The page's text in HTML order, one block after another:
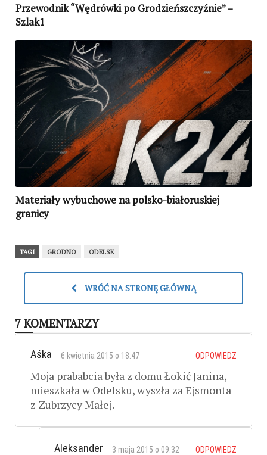
Przewodnik “Wędrówki po Grodzieńszczyźnie” –
Szlak1
Materiały wybuchowe na polsko-białoruskiej
granicy
TAGI GRODNO ODELSK
WRÓĆ NA STRONĘ GŁÓWNĄ
7 KOMENTARZY
Aśka 6 kwietnia 2015 o 18:47 ODPOWIEDZ
Moja prababcia była z domu Łokić Janina,
mieszkała w Odelsku, wyszła za Ejsmonta
z Zubrzycy Małej.
Aleksander 3 maja 2015 o 09:32 ODPOWIEDZ